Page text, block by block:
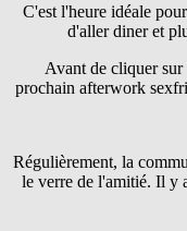
C'est l'heure idéale
d'aller diner et
Avant de cliquer
prochain afterwork
Régulièrement, la
le verre de l'amitié. Il y